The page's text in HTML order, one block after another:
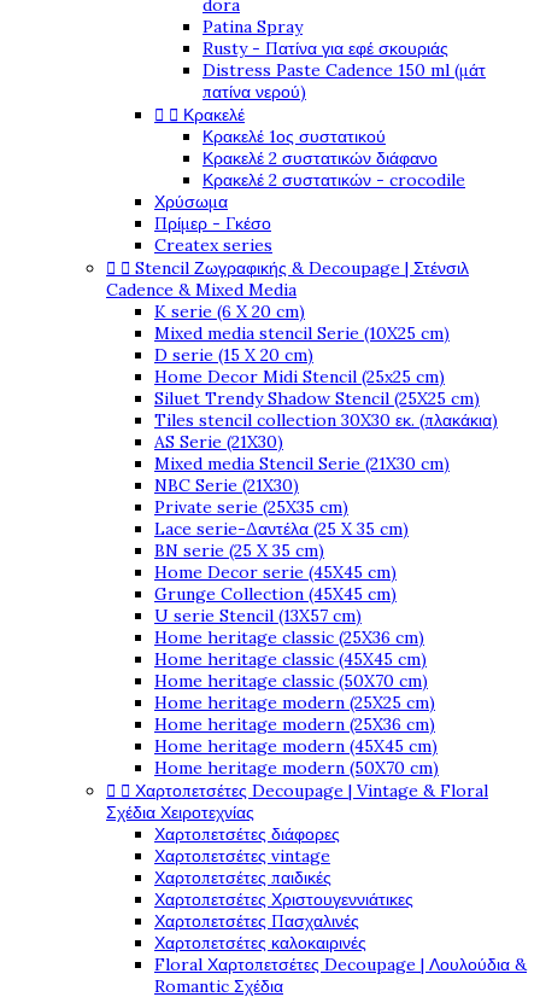
dora
Patina Spray
Rusty - Πατίνα για εφέ σκουριάς
Distress Paste Cadence 150 ml (μάτ
πατίνα νερού)
  Κρακελέ
Κρακελέ 1ος συστατικού
Κρακελέ 2 συστατικών διάφανο
Κρακελέ 2 συστατικών - crocodile
Χρύσωμα
Πρίμερ - Γκέσο
Createx series
  Stencil Ζωγραφικής & Decoupage | Στένσιλ
Cadence & Mixed Media
K serie (6 X 20 cm)
Mixed media stencil Serie (10X25 cm)
D serie (15 X 20 cm)
Home Decor Midi Stencil (25x25 cm)
Siluet Trendy Shadow Stencil (25X25 cm)
Tiles stencil collection 30X30 εκ. (πλακάκια)
AS Serie (21X30)
Mixed media Stencil Serie (21X30 cm)
NBC Serie (21X30)
Private serie (25X35 cm)
Lace serie-Δαντέλα (25 X 35 cm)
BN serie (25 X 35 cm)
Home Decor serie (45X45 cm)
Grunge Collection (45X45 cm)
U serie Stencil (13X57 cm)
Home heritage classic (25X36 cm)
Home heritage classic (45X45 cm)
Home heritage classic (50X70 cm)
Home heritage modern (25X25 cm)
Home heritage modern (25X36 cm)
Home heritage modern (45X45 cm)
Home heritage modern (50X70 cm)
  Χαρτοπετσέτες Decoupage | Vintage & Floral
Σχέδια Χειροτεχνίας
Χαρτοπετσέτες διάφορες
Χαρτοπετσέτες vintage
Χαρτοπετσέτες παιδικές
Χαρτοπετσέτες Χριστουγεννιάτικες
Χαρτοπετσέτες Πασχαλινές
Χαρτοπετσέτες καλοκαιρινές
Floral Χαρτοπετσέτες Decoupage | Λουλούδια &
Romantic Σχέδια